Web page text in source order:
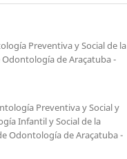
Preventiva y Social de la
Odontología de Araçatuba -
Preventiva y Social y
Infantil y Social de la
Odontología de Araçatuba -